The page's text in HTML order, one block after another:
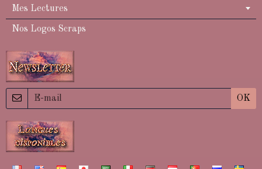
Mes Lectures
Nos Logos Scraps
OK